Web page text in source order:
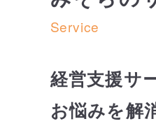
Service
経営支援サ
お悩みを解